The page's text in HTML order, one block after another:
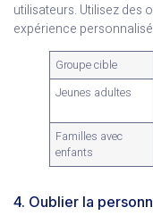
utilisateurs. Utilisez des
expérience
Groupe cible
Jeunes adultes
Familles avec
enfants
4. Oublier la